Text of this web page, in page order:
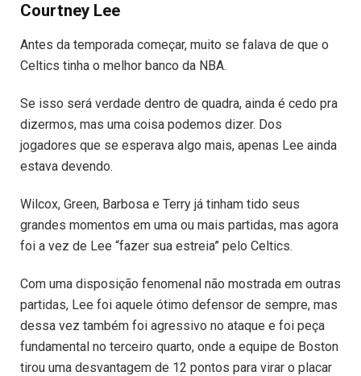
Courtney Lee
Antes da temporada começar, muito se falava de que o
Celtics tinha o melhor banco da NBA.
Se isso será verdade dentro de quadra, ainda é cedo pra
dizermos, mas uma coisa podemos dizer. Dos
jogadores que se esperava algo mais, apenas Lee ainda
estava devendo.
Wilcox, Green, Barbosa e Terry já tinham tido seus
grandes momentos em uma ou mais partidas, mas agora
foi a vez de Lee “fazer sua estreia” pelo Celtics.
Com uma disposição fenomenal não mostrada em outras
partidas, Lee foi aquele ótimo defensor de sempre, mas
dessa vez também foi agressivo no ataque e foi peça
fundamental no terceiro quarto, onde a equipe de Boston
tirou uma desvantagem de 12 pontos para virar o placar